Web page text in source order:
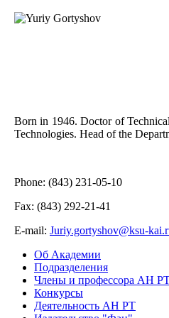
Born in 1946. Doctor of
Technologies. Head of the
Phone: (843) 231-05-10
Fax: (843) 292-21-41
Е-mail: Juriy.gortyshov@ksu-
Об Академии
Подразделения
Члены и профессора АН
Конкурсы
Деятельность АН РТ